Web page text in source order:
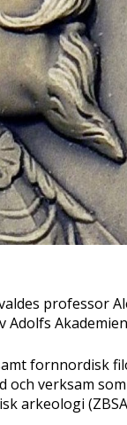
professor
Adolfs
fornnordisk
och verksam som
arkeologi